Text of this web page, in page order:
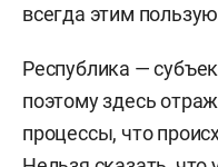
всегда этим
Республика —
поэтому здесь
процессы, что